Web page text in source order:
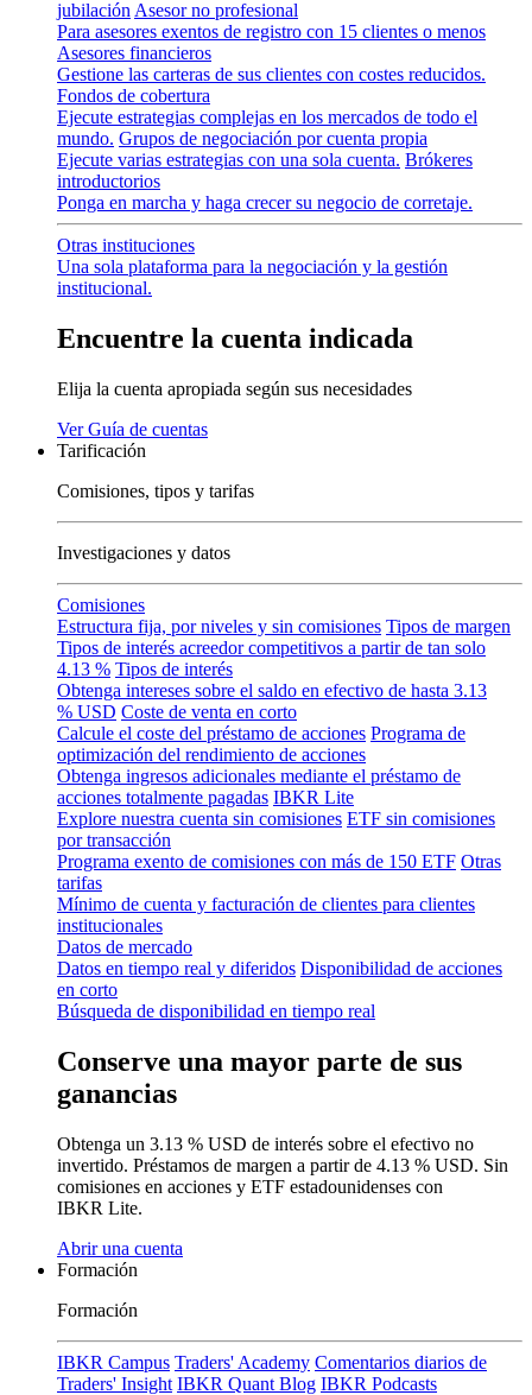
jubilación Asesor no profesional
Para asesores exentos de registro con 15 clientes o menos
Asesores financieros
Gestione las carteras de sus clientes con costes reducidos.
Fondos de cobertura
Ejecute estrategias complejas en los mercados de todo el
mundo. Grupos de negociación por cuenta propia
Ejecute varias estrategias con una sola cuenta. Brókeres
introductorios
Ponga en marcha y haga crecer su negocio de corretaje.
Otras instituciones
Una sola plataforma para la negociación y la gestión
institucional.
Encuentre la cuenta indicada
Elija la cuenta apropiada según sus necesidades
VerGuía de cuentas
Tarificación
Comisiones, tipos y tarifas
Investigaciones y datos
Comisiones
Estructura fija, por niveles y sin comisiones Tipos de margen
Tipos de interés acreedor competitivos a partir de tan solo
4.13 % Tipos de interés
Obtenga intereses sobre el saldo en efectivo de hasta 3.13
% USD Coste de venta en corto
Calcule el coste del préstamo de acciones Programa de
optimización del rendimiento de acciones
Obtenga ingresos adicionales mediante el préstamo de
acciones totalmente pagadas IBKR Lite
Explore nuestra cuenta sin comisiones ETF sin comisiones
por transacción
Programa exento de comisiones con más de 150 ETF Otras
tarifas
Mínimo de cuenta y facturación de clientes para clientes
institucionales
Datos de mercado
Datos en tiempo real y diferidos Disponibilidad de acciones
en corto
Búsqueda de disponibilidad en tiempo real
Conserve una mayor parte de sus
ganancias
Obtenga un 3.13 % USD de interés sobre el efectivo no
invertido. Préstamos de margen a partir de 4.13 % USD. Sin
comisiones en acciones y ETF estadounidenses con
IBKR Lite.
Abrir una cuenta
Formación
Formación
IBKR Campus Traders' Academy Comentarios diarios de
Traders' Insight IBKR Quant Blog IBKR Podcasts